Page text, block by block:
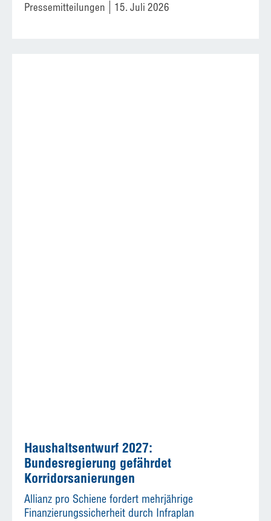
Pressemitteilungen 15. Juli 2026
Haushaltsentwurf 2027:
Bundesregierung gefährdet
Korridorsanierungen
Allianz pro Schiene fordert mehrjährige
Finanzierungssicherheit durch Infraplan